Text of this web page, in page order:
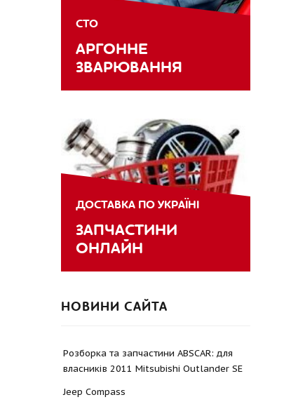
СТО
АРГОННЕ
ЗВАРЮВАННЯ
ДОСТАВКА ПО УКРАЇНІ
ЗАПЧАСТИНИ
ОНЛАЙН
НОВИНИ САЙТА
Розборка та запчастини ABSCAR: для
власників 2011 Mitsubishi Outlander SE
Jeep Compass